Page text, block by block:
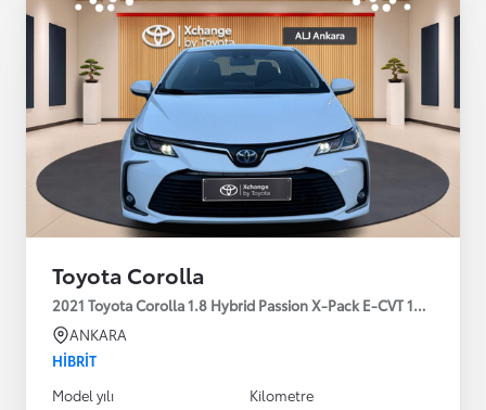
Toyota Corolla
2021 Toyota Corolla 1.8 Hybrid Passion X-Pack E-CVT 122HP
ANKARA
HIBRIT
Model yılı
Kilometre